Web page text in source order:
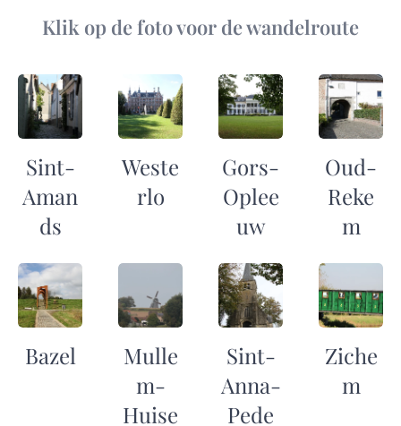
Klik op de foto voor de wandelroute
Sint-
Aman
ds
Weste
rlo
Gors-
Oplee
uw
Oud-
Reke
m
Bazel
Mulle
m-
Huise
Sint-
Anna-
Pede
Ziche
m